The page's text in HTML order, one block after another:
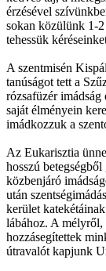
érzésével
sokan közülünk 1-
tehessük
A szentmisén
tanúságot tett a
rózsafüzér
saját élményein
imádkozzuk a
Az Eukarisztia
hosszú
közbenjáró
után
kerület
lábához. A
hozzásegítettek
útravalót kapjunk